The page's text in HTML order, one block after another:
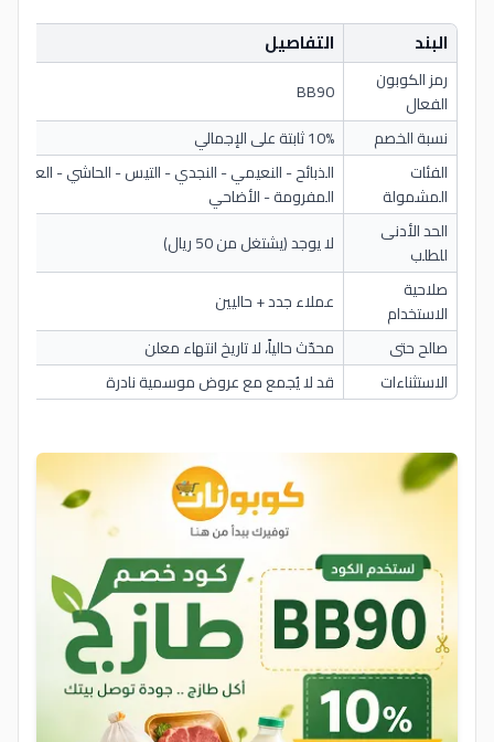
البند التفاصيل
رمز الكوبون
الفعال
BB90
نسبة الخصم
10% ثابتة على الإجمالي
الفئات
المشمولة
الذبائح - النعيمي - النجدي - التيس - الحاشي - العجل -
المفرومة - الأضاحي
الحد الأدنى
للطلب
لا يوجد (يشتغل من 50 ريال)
صلاحية
الاستخدام
عملاء جدد + حاليين
صالح حتى
محدّث حالياً، لا تاريخ انتهاء معلن
الاستثناءات
قد لا يُجمع مع عروض موسمية نادرة